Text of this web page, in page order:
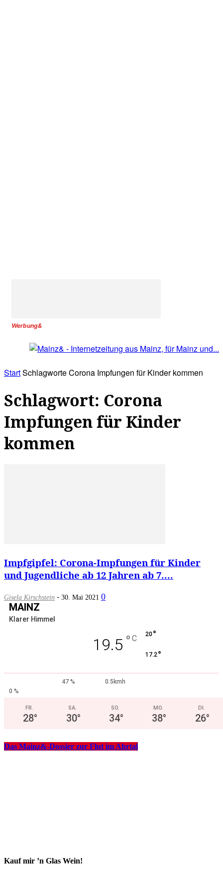
Werbung&
StartSchlagworteCorona Impfungen für Kinder kommen
Schlagwort: Corona
Impfungen für Kinder
kommen
Impfgipfel: Corona-Impfungen für Kinder
und Jugendliche ab 12 Jahren ab 7....
Gisela Kirschstein - 30. Mai 2021 0
MAINZ
Klarer Himmel
19.5 ° C 20°
17.2°
47 %
0.5kmh
0 %
FR.
28°
SA.
30°
SO.
34°
MO.
38°
DI.
26°
Das Mainz&-Dossier zur Flut im Ahrtal
Kauf mir ’n Glas Wein!